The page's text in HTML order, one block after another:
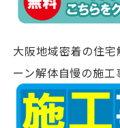
大阪地域密着の住
ーン解体自慢の施工